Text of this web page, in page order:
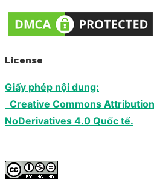
License
Giấy phép nội dung:
Creative Commons
NoDerivatives 4.0 Quốc tế.